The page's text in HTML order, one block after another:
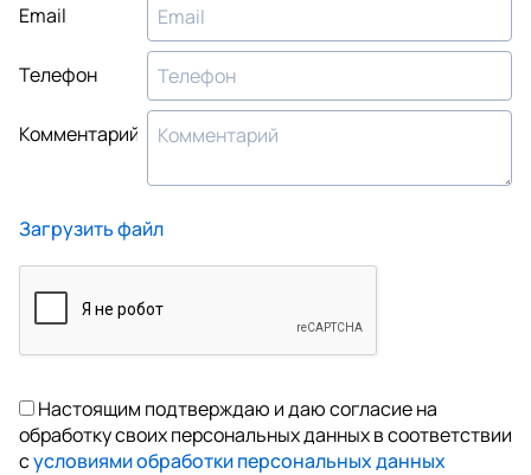
Email
Телефон
Комментарий
Загрузить файл
Настоящим подтверждаю и даю согласие на
обработку своих персональных данных в соответствии
сусловиями обработки персональных данных